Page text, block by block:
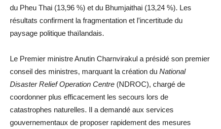
du Pheu Thai (13,96 %) et du Bhumjaithai (13,24 %). Les
résultats confirment la fragmentation et l’incertitude du
paysage politique thaïlandais.
Le Premier ministre Anutin Charnvirakul a présidé son premier
conseil des ministres, marquant la création du National
Disaster Relief Operation Centre (NDROC), chargé de
coordonner plus efficacement les secours lors de
catastrophes naturelles. Il a demandé aux services
gouvernementaux de proposer rapidement des mesures